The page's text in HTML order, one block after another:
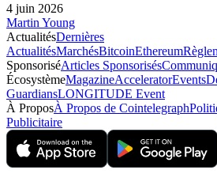
4 juin 2026
Martin Young
ActualitésDernières
ActualitésMarchésBitcoinEthereum
SponsoriséArticles Sponsorisés
ÉcosystèmeMagazineAcceleratorEvents
GuardiansLONGITUDE Event
À ProposÀ Propos de Cointelegraph
Publicitaire